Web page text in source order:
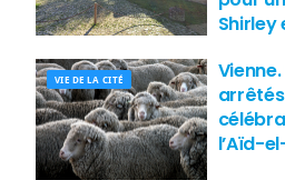
Shirley
VIE DE LA CITÉ
l’Aïd-